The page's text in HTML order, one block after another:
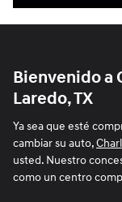
Bienvenido a
Laredo, TX
Ya sea que esté
cambiar su auto,
usted. Nuestro
como un centro